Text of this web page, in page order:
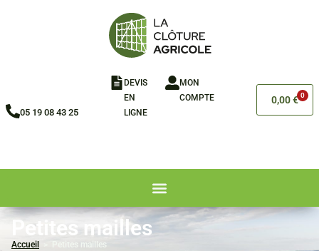
05 19 08 43 25
DEVIS
EN
LIGNE​
MON
COMPTE
0,00€ 0
Petites mailles
Accueil Petites mailles